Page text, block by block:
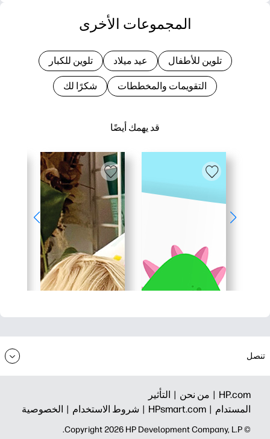
قد يهمك أيضًا
المجموعات الأخرى
تلوين للأطفال عيد ميلاد تلوين للكبار
التقويمات والمخططات شكرًا لك
تنصل
HP.com | من نحن | التأثير
المستدام | HPsmart.com | شروط الاستخدام | الخصوصية
© Copyright 2026 HP Development Company, L.P.